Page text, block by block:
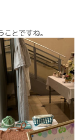
とですね。